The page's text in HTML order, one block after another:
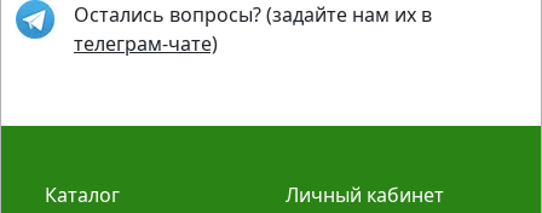
Остались вопросы? (задайте нам их в
телеграм-чате)
Каталог
Личный кабинет